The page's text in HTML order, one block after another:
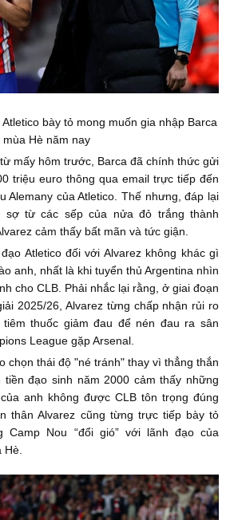
bày tỏ mong muốn gia nhập Barca
mùa Hè năm nay
mấy hôm trước, Barca đã chính thức gửi
triệu euro thông qua email trực tiếp đến
Alemany của Atletico. Thế nhưng, đáp lại
từ các sếp của nửa đỏ trắng thành
cảm thấy bất mãn và tức giận.
Atletico đối với Alvarez không khác gì
anh, nhất là khi tuyển thủ Argentina nhìn
cho CLB. Phải nhắc lại rằng, ở giai đoạn
2025/26, Alvarez từng chấp nhận rủi ro
thuốc giảm đau để nén đau ra sân
League gặp Arsenal.
chọn thái độ "né tránh" thay vì thẳng thắn
đạo sinh năm 2000 cảm thấy những
anh không được CLB tôn trọng đúng
thân Alvarez cũng từng trực tiếp bày tỏ
Camp Nou “đổi gió” với lãnh đạo của